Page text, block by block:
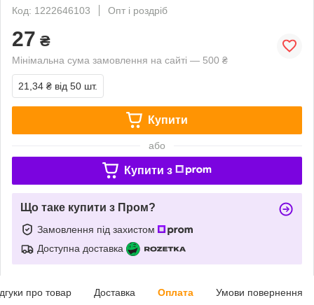
Код: 1222646103
Опт і роздріб
27 ₴
Мінімальна сума замовлення на сайті — 500 ₴
21,34 ₴ від 50 шт.
Купити
або
Купити з
Що таке купити з Пром?
Замовлення під захистом
Доступна доставка
про товар Доставка Оплата Умови повернення